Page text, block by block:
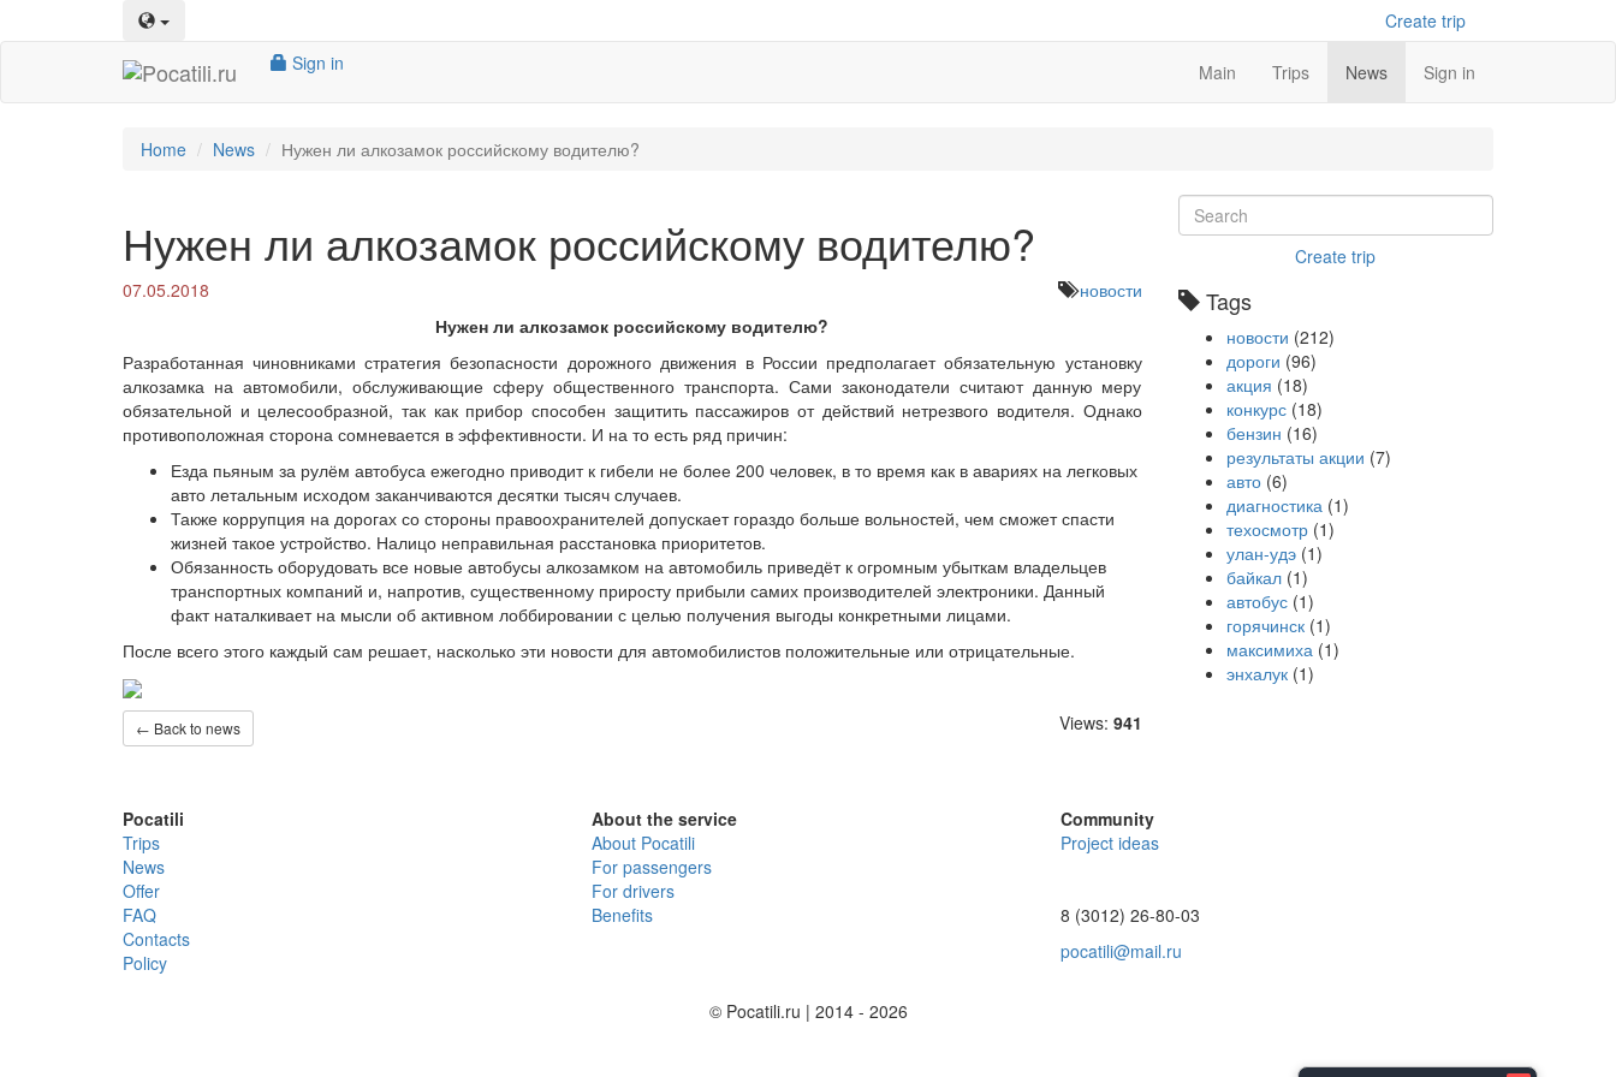
Create trip
Sign in
Main Trips News Sign in
Home News ​Нужен ли алкозамок российскому водителю?
Create trip
Tags
новости (212)
дороги (96)
акция (18)
конкурс(18)
бензин (16)
результаты акции (7)
авто(6)
диагностика(1)
техосмотр(1)
улан-удэ(1)
байкал(1)
автобус(1)
горячинск(1)
максимиха(1)
энхалук(1)
​Нужен ли алкозамок российскому водителю?
новости
07.05.2018
Нужен ли алкозамок российскому водителю?
Разработанная чиновниками стратегия безопасности дорожного движения в России предполагает обязательную установку
алкозамка на автомобили, обслуживающие сферу общественного транспорта. Сами законодатели считают данную меру
обязательной и целесообразной, так как прибор способен защитить пассажиров от действий нетрезвого водителя. Однако
противоположная сторона сомневается в эффективности. И на то есть ряд причин:
Езда пьяным за рулём автобуса ежегодно приводит к гибели не более 200 человек, в то время как в авариях на легковых
авто летальным исходом заканчиваются десятки тысяч случаев.
Также коррупция на дорогах со стороны правоохранителей допускает гораздо больше вольностей, чем сможет спасти
жизней такое устройство. Налицо неправильная расстановка приоритетов.
Обязанность оборудовать все новые автобусы алкозамком на автомобиль приведёт к огромным убыткам владельцев
транспортных компаний и, напротив, существенному приросту прибыли самих производителей электроники. Данный
факт наталкивает на мысли об активном лоббировании с целью получения выгоды конкретными лицами.
После всего этого каждый сам решает, насколько эти новости для автомобилистов положительные или отрицательные.
Views: 941
← Back to news
Pocatili
Trips
News
Offer
FAQ
Contacts
Policy
About the service
About Pocatili
For passengers
For drivers
Benefits
Community
Project ideas
8 (3012) 26-80-03
pocatili@mail.ru
© Pocatili.ru | 2014 - 2026